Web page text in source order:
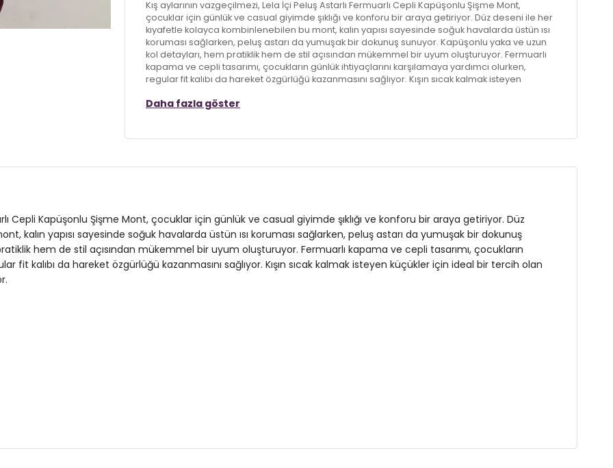
Kış aylarının vazgeçilmezi, Lela İçi Peluş Astarlı Fermuarlı Cepli Kapüşonlu Şişme Mont,
çocuklar için günlük ve casual giyimde şıklığı ve konforu bir araya getiriyor. Düz deseni ile her
kıyafetle kolayca kombinlenebilen bu mont, kalın yapısı sayesinde soğuk havalarda üstün ısı
koruması sağlarken, peluş astarı da yumuşak bir dokunuş sunuyor. Kapüşonlu yaka ve uzun
kol detayları, hem pratiklik hem de stil açısından mükemmel bir uyum oluşturuyor. Fermuarlı
kapama ve cepli tasarımı, çocukların günlük ihtiyaçlarını karşılamaya yardımcı olurken,
regular fit kalıbı da hareket özgürlüğü kazanmasını sağlıyor. Kışın sıcak kalmak isteyen
Materyal: Polyester
Yaka Tipi: Kapüşonlu Yaka
Yaş Grubu:Çocuk
Daha fazla göster
Cepli Kapüşonlu Şişme Mont, çocuklar için günlük ve casual giyimde şıklığı ve konforu bir araya getiriyor. Düz
kalın yapısı sayesinde soğuk havalarda üstün ısı koruması sağlarken, peluş astarı da yumuşak bir dokunuş
hem de stil açısından mükemmel bir uyum oluşturuyor. Fermuarlı kapama ve cepli tasarımı, çocukların
fit kalıbı da hareket özgürlüğü kazanmasını sağlıyor. Kışın sıcak kalmak isteyen küçükler için ideal bir tercih olan